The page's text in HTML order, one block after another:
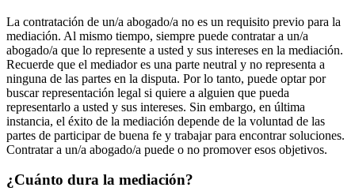
La contratación de un/a abogado/a no es un requisito previo para la
mediación. Al mismo tiempo, siempre puede contratar a un/a
abogado/a que lo represente a usted y sus intereses en la mediación.
Recuerde que el mediador es una parte neutral y no representa a
ninguna de las partes en la disputa. Por lo tanto, puede optar por
buscar representación legal si quiere a alguien que pueda
representarlo a usted y sus intereses. Sin embargo, en última
instancia, el éxito de la mediación depende de la voluntad de las
partes de participar de buena fe y trabajar para encontrar soluciones.
Contratar a un/a abogado/a puede o no promover esos objetivos.
¿Cuánto dura la mediación?